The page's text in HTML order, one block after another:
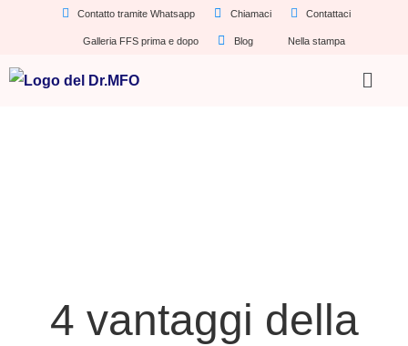
Contatto tramite Whatsapp Chiamaci Contattaci
Galleria FFS prima e dopo Blog Nella stampa
4 vantaggi della